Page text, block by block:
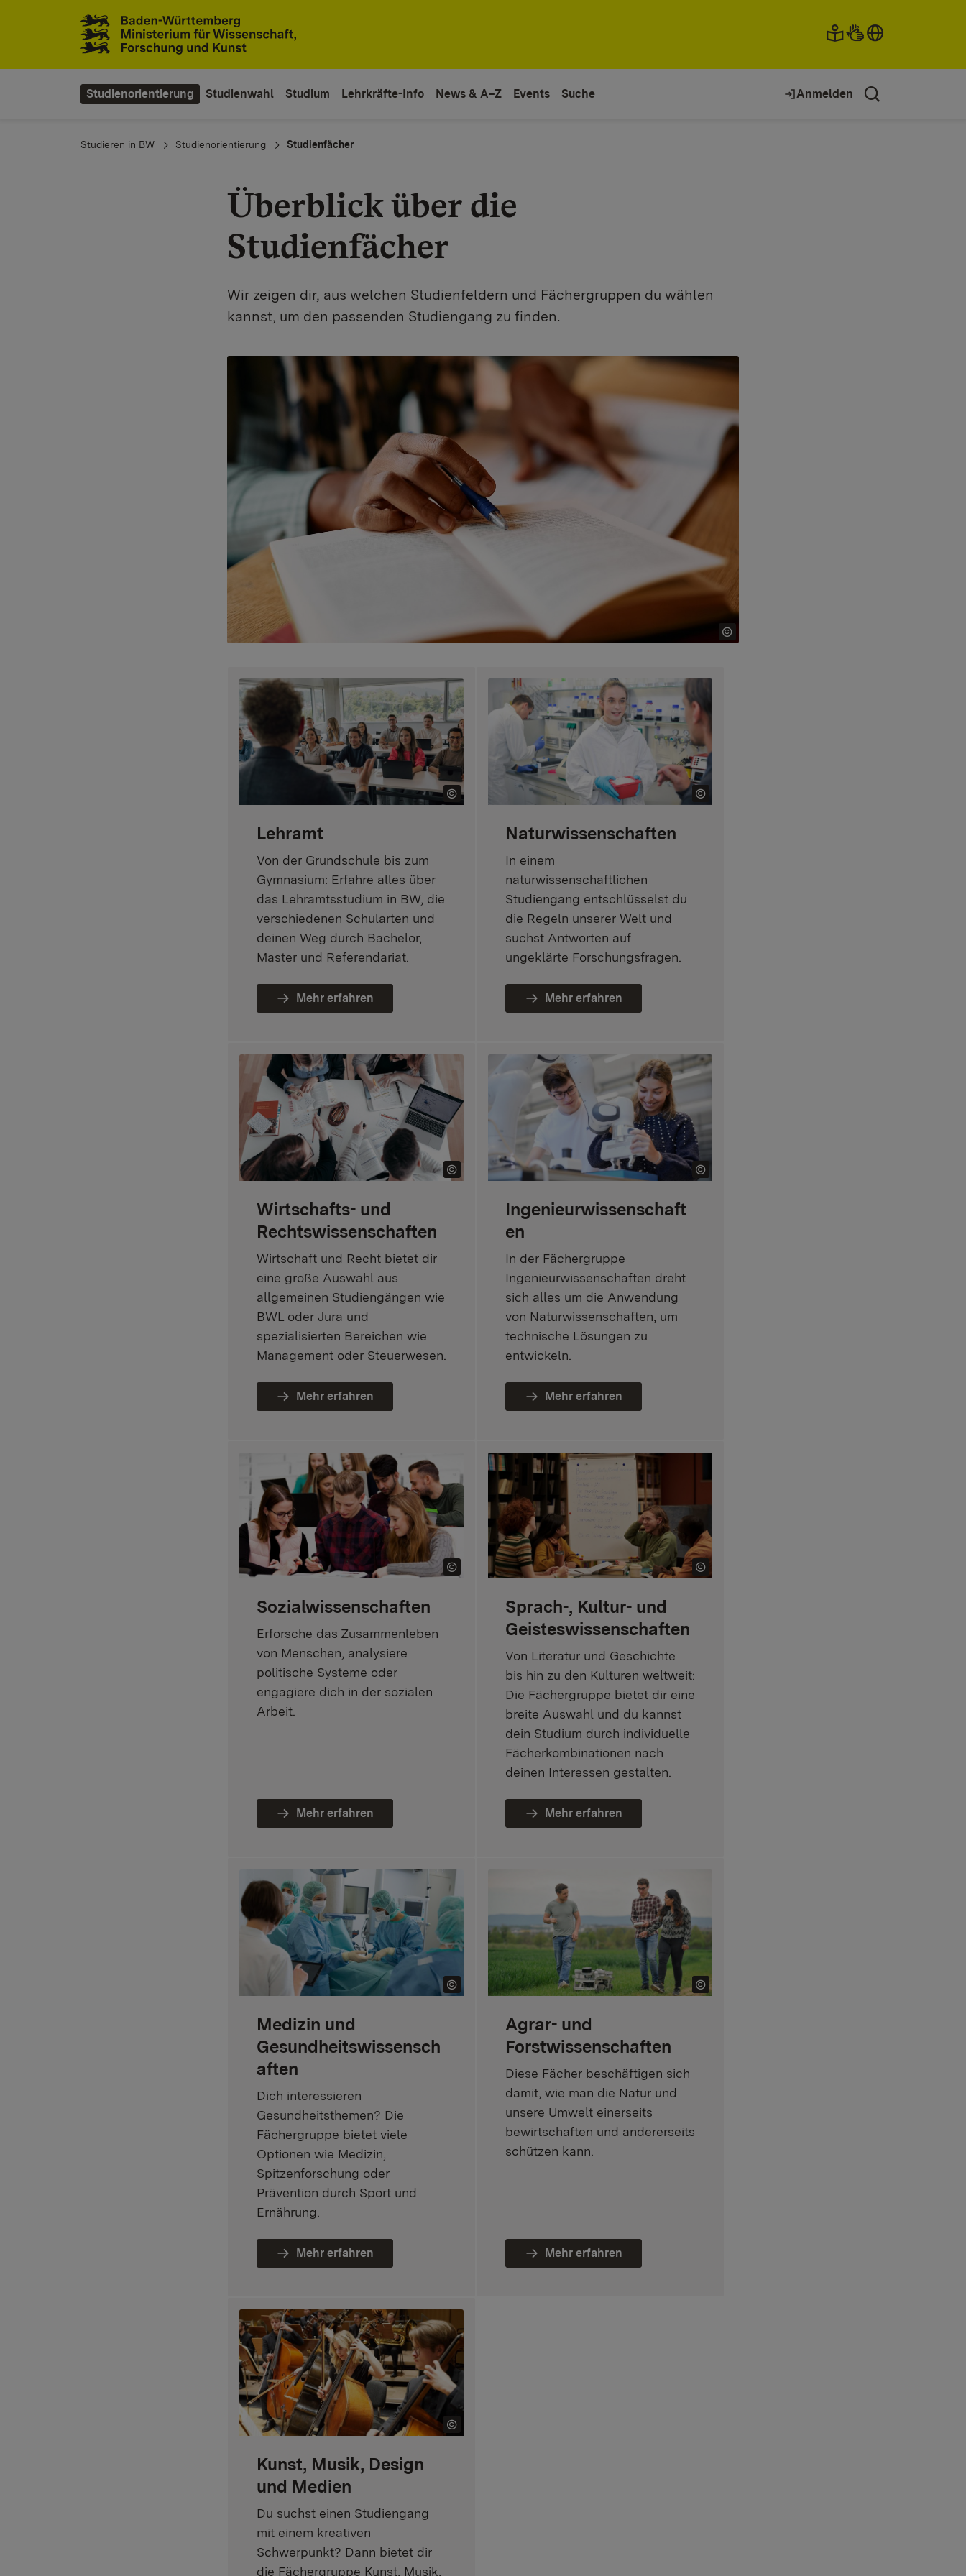
Studienorientierung Studienwahl Studium Lehrkräfte-Info News & A–Z Events Suche Anmelden
You are here:
Studieren in BW Studienorientierung Studienfächer
Überblick über die
Studienfächer
Wir zeigen dir, aus welchen Studienfeldern und Fächergruppen du wählen
kannst, um den passenden Studiengang zu finden.
Show larger version for:
Lehramt
Von der Grundschule bis zum
Gymnasium: Erfahre alles über
das Lehramtsstudium in BW, die
verschiedenen Schularten und
deinen Weg durch Bachelor,
Master und Referendariat.
Mehr erfahren
Naturwissenschaften
In einem
naturwissenschaftlichen
Studiengang entschlüsselst du
die Regeln unserer Welt und
suchst Antworten auf
ungeklärte Forschungsfragen.
Mehr erfahren
Wirtschafts- und
Rechtswissenschaften
Wirtschaft und Recht bietet dir
eine große Auswahl aus
allgemeinen Studiengängen wie
BWL oder Jura und
spezialisierten Bereichen wie
Management oder Steuerwesen.
Mehr erfahren
Ingenieurwissenschaft
en
In der Fächergruppe
Ingenieurwissenschaften dreht
sich alles um die Anwendung
von Naturwissenschaften, um
technische Lösungen zu
entwickeln.
Mehr erfahren
Sozialwissenschaften
Erforsche das Zusammenleben
von Menschen, analysiere
politische Systeme oder
engagiere dich in der sozialen
Arbeit.
Mehr erfahren
Sprach-, Kultur- und
Geisteswissenschaften
Von Literatur und Geschichte
bis hin zu den Kulturen weltweit:
Die Fächergruppe bietet dir eine
breite Auswahl und du kannst
dein Studium durch individuelle
Fächerkombinationen nach
deinen Interessen gestalten.
Mehr erfahren
Medizin und
Gesundheitswissensch
aften
Dich interessieren
Gesundheitsthemen? Die
Fächergruppe bietet viele
Optionen wie Medizin,
Spitzenforschung oder
Prävention durch Sport und
Ernährung.
Mehr erfahren
Agrar- und
Forstwissenschaften
Diese Fächer beschäftigen sich
damit, wie man die Natur und
unsere Umwelt einerseits
bewirtschaften und andererseits
schützen kann.
Mehr erfahren
Kunst, Musik, Design
und Medien
Du suchst einen Studiengang
mit einem kreativen
Schwerpunkt? Dann bietet dir
die Fächergruppe Kunst, Musik,